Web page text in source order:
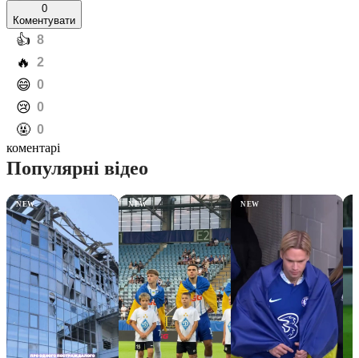
0
Коментувати
️👍 8
️🔥 2
️😄 0
️😢 0
️🤬 0
коментарі